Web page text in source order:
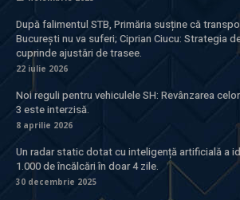
După falimentul STB, Primăria susține că
București nu va suferi; Ciprian Ciucu: Strategia
cuprinde ajustări de trasee.
22 iulie 2026
Noi reguli pentru vehiculele SH: Revânzarea
3 este interzisă.
8 aprilie 2026
Un radar static dotat cu inteligență artificială a
1.000 de încălcări în doar 4 zile.
30 decembrie 2025